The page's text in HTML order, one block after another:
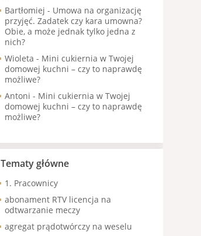
Bartłomiej - Umowa na organizację
przyjęć. Zadatek czy kara umowna?
Obie, a może jednak tylko jedna z
nich?
Wioleta - Mini cukiernia w Twojej
domowej kuchni – czy to naprawdę
możliwe?
Antoni - Mini cukiernia w Twojej
domowej kuchni – czy to naprawdę
możliwe?
Tematy główne
1. Pracownicy
abonament RTV licencja na
odtwarzanie meczy
agregat prądotwórczy na weselu